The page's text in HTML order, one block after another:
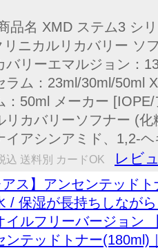
品名 XMD ステム3 シ
リニカルリカバリー ソ
バリーエマルジョン：
ラム：23ml/30ml/50ml
：50ml メーカー
リカバリーソフナー (
イアシンアミド、1,2-
込 送料別 カードOK レビ
アス】アンセンテッド
/ 保湿が長持ちしなが
イルフリーバージョン
ンテッドトナー